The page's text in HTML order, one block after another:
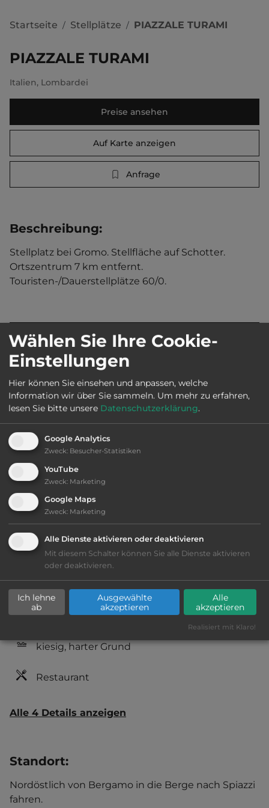
Startseite / Stellplätze / PIAZZALE TURAMI
PIAZZALE TURAMI
Italien, Lombardei
Preise ansehen
Auf Karte anzeigen
Anfrage
Beschreibung:
Stellplatz bei Gromo. Stellfläche auf Schotter.
Ortszentrum 7 km entfernt.
Touristen-/Dauerstellplätze 60/0.
Land: Italien
Stadt: 24020 Spiazzi
Öffnungszeiten:
Ausstattung :
Geräuschkulisse: überwiegend ruhig
kiesig, harter Grund
Restaurant
Alle 4 Details anzeigen
Standort:
Nordöstlich von Bergamo in die Berge nach Spiazzi
fahren.
Wählen Sie Ihre Cookie-
Einstellungen
Hier können Sie einsehen und anpassen, welche
Information wir über Sie sammeln. Um mehr zu erfahren,
lesen Sie bitte unsere Datenschutzerklärung.
Google Analytics
Zweck: Besucher-Statistiken
YouTube
Zweck: Marketing
Google Maps
Zweck: Marketing
Alle Dienste aktivieren oder deaktivieren
Mit diesem Schalter können Sie alle Dienste aktivieren
oder deaktivieren.
Ich lehne
ab
Ausgewählte
akzeptieren
Alle
akzeptieren
Realisiert mit Klaro!